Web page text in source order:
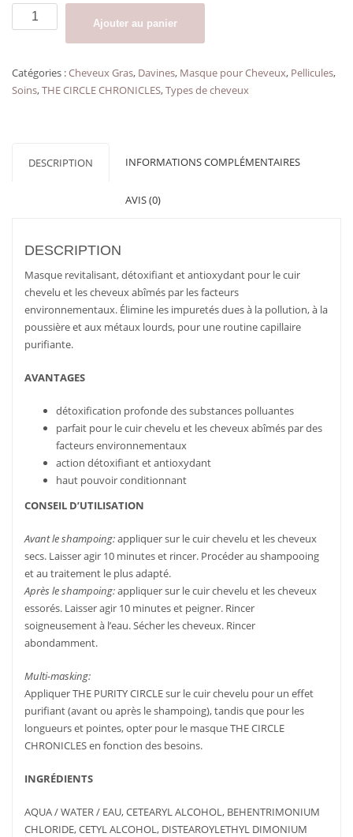
quantité
de
abîmés
revitalisant
DAVINES
Ajouter au panier
Catégories :Cheveux Gras, Davines, Masque pour Cheveux, Pellicules,
Soins,THE CIRCLE CHRONICLES,Types de cheveux
DESCRIPTION INFORMATIONS COMPLÉMENTAIRES
AVIS (0)
DESCRIPTION
Masque revitalisant, détoxifiant et antioxydant pour le cuir
chevelu et les cheveux abîmés par les facteurs
environnementaux. Élimine les impuretés dues à la pollution, à la
poussière et aux métaux lourds, pour une routine capillaire
purifiante.
AVANTAGES
détoxification profonde des substances polluantes
parfait pour le cuir chevelu et les cheveux abîmés par des
facteurs environnementaux
action détoxifiant et antioxydant
haut pouvoir conditionnant
CONSEIL D’UTILISATION
Avant le shampoing:appliquer sur le cuir chevelu et les cheveux
secs. Laisser agir 10 minutes et rincer. Procéder au shampooing
et au traitement le plus adapté.
Après le shampoing:appliquer sur le cuir chevelu et les cheveux
essorés. Laisser agir 10 minutes et peigner. Rincer
soigneusement à l’eau. Sécher les cheveux. Rincer
abondamment.
Multi-masking:
Appliquer THE PURITY CIRCLE sur le cuir chevelu pour un effet
purifiant (avant ou après le shampoing), tandis que pour les
longueurs et pointes, opter pour le masque THE CIRCLE
CHRONICLES en fonction des besoins.
INGRÉDIENTS
AQUA / WATER / EAU, CETEARYL ALCOHOL, BEHENTRIMONIUM
CHLORIDE, CETYL ALCOHOL, DISTEAROYLETHYL DIMONIUM